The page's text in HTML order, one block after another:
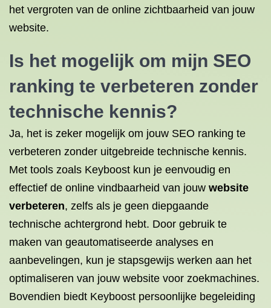
het vergroten van de online zichtbaarheid van jouw
website.
Is het mogelijk om mijn SEO
ranking te verbeteren zonder
technische kennis?
Ja, het is zeker mogelijk om jouw SEO ranking te
verbeteren zonder uitgebreide technische kennis.
Met tools zoals Keyboost kun je eenvoudig en
effectief de online vindbaarheid van jouw website
verbeteren, zelfs als je geen diepgaande
technische achtergrond hebt. Door gebruik te
maken van geautomatiseerde analyses en
aanbevelingen, kun je stapsgewijs werken aan het
optimaliseren van jouw website voor zoekmachines.
Bovendien biedt Keyboost persoonlijke begeleiding